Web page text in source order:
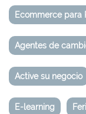
Ecommerce para
Agentes de
Active su negocio
E-learning